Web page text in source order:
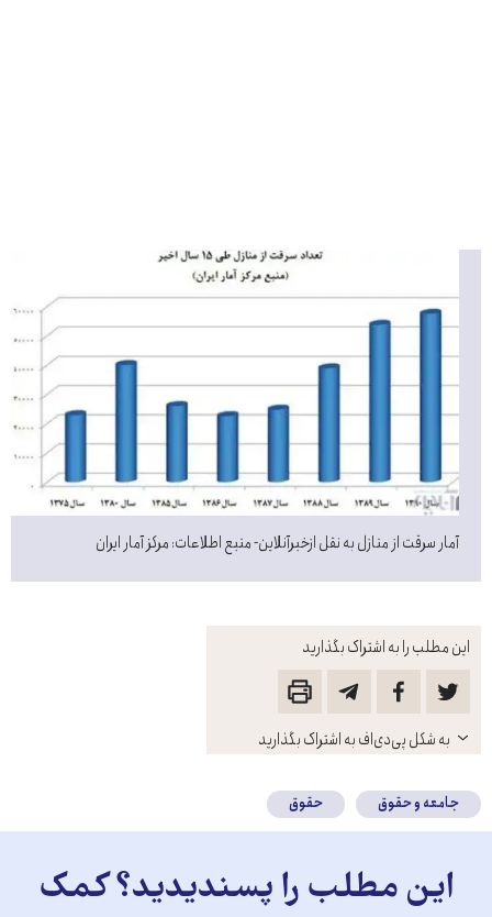
این مطلب را به اشتراک بگذارید
باز
کنید
به شکل پی‌دی‌اف به اشتراک بگذارید
آمار سرقت از منازل به نقل ازخبرآنلاین- منبع اطلاعات: مرکز آمار ایران
جامعه و حقوق حقوق
این مطلب را پسندیدید؟ کمک